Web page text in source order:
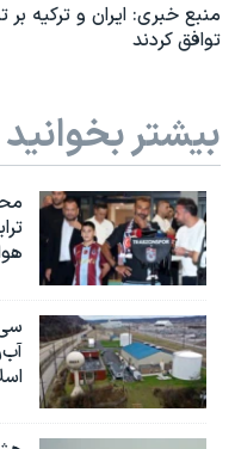
منبع خبری: ایران و ترکیه
توافق کردند
بیشتر بخوانید